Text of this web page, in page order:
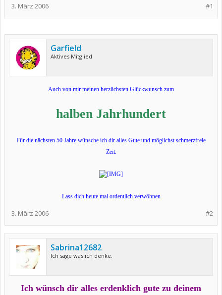
#1
3. März 2006
Garfield
Aktives Mitglied
Auch von mir meinen herzlichsten Glückwunsch zum
halben Jahrhundert
Für die nächsten 50 Jahre wünsche ich dir alles Gute und möglichst schmerzfreie
Zeit.
Lass dich heute mal ordentlich verwöhnen
#2
3. März 2006
Sabrina12682
Ich sage was ich denke.
Ich wünsch dir alles erdenklich gute zu deinem